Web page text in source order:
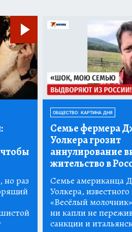
но раз
ОБЩЕСТВО: КАРТИНА ДНЯ
Семье фермера
Уолкера грозит
аннулирование
жительство в
Семье американца
Уолкера,
«Весёлый
ни капли не
санкции и